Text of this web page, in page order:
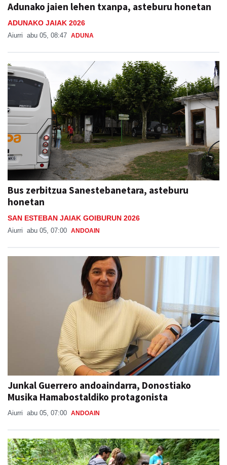
Adunako jaien lehen txanpa, asteburu honetan
ADUNAKO JAIAK 2026
Aiurri abu 05, 08:47 ADUNA
Bus zerbitzua Sanestebanetara, asteburu
honetan
SAN ESTEBAN JAIAK GOIBURUN 2026
Aiurri abu 05, 07:00 ANDOAIN
Junkal Guerrero andoaindarra, Donostiako
Musika Hamabostaldiko protagonista
Aiurri abu 05, 07:00 ANDOAIN